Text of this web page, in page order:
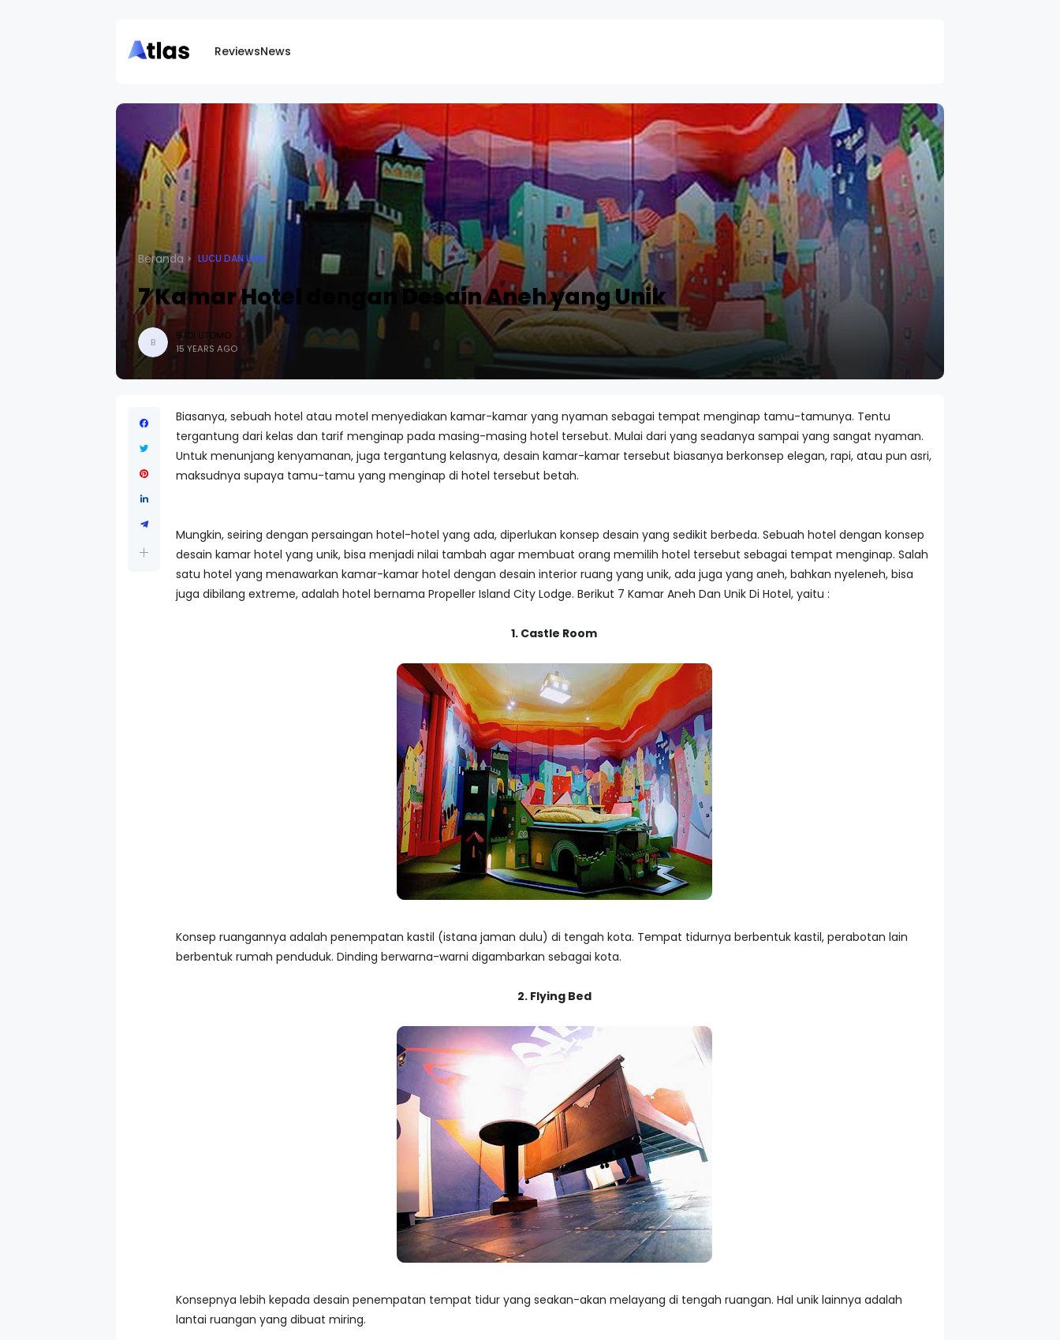
ReviewsNews
Beranda LUCU DAN UNIK
7 Kamar Hotel dengan Desain Aneh yang Unik
B
BUDI UTOMO
15 YEARS AGO
Biasanya, sebuah hotel atau motel menyediakan kamar-kamar yang nyaman sebagai tempat menginap tamu-tamunya. Tentu
tergantung dari kelas dan tarif menginap pada masing-masing hotel tersebut. Mulai dari yang seadanya sampai yang sangat nyaman.
Untuk menunjang kenyamanan, juga tergantung kelasnya, desain kamar-kamar tersebut biasanya berkonsep elegan, rapi, atau pun asri,
maksudnya supaya tamu-tamu yang menginap di hotel tersebut betah.
Mungkin, seiring dengan persaingan hotel-hotel yang ada, diperlukan konsep desain yang sedikit berbeda. Sebuah hotel dengan konsep
desain kamar hotel yang unik, bisa menjadi nilai tambah agar membuat orang memilih hotel tersebut sebagai tempat menginap. Salah
satu hotel yang menawarkan kamar-kamar hotel dengan desain interior ruang yang unik, ada juga yang aneh, bahkan nyeleneh, bisa
juga dibilang extreme, adalah hotel bernama Propeller Island City Lodge. Berikut 7 Kamar Aneh Dan Unik Di Hotel, yaitu :
1. Castle Room
Konsep ruangannya adalah penempatan kastil (istana jaman dulu) di tengah kota. Tempat tidurnya berbentuk kastil, perabotan lain
berbentuk rumah penduduk. Dinding berwarna-warni digambarkan sebagai kota.
2. Flying Bed
Konsepnya lebih kepada desain penempatan tempat tidur yang seakan-akan melayang di tengah ruangan. Hal unik lainnya adalah
lantai ruangan yang dibuat miring.